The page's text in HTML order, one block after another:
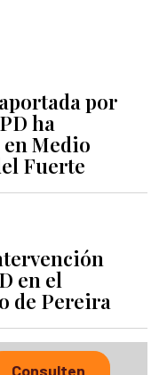
por
ha
Medio
Fuerte
en el
de Pereira
Consulten